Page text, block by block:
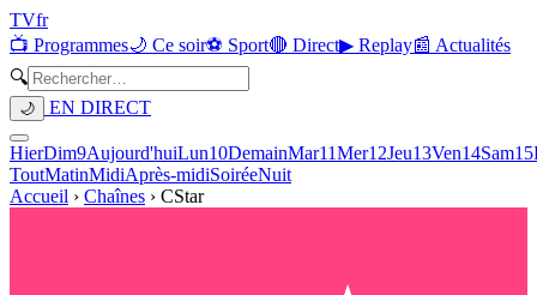
TVfr
📺 Programmes🌙 Ce soir⚽ Sport🔴 Direct▶ Replay📰 Actualités
🔍
🌙 EN DIRECT
HierDim9Aujourd'huiLun10DemainMar11Mer12Jeu13Ven14Sam15
ToutMatinMidiAprès-midiSoiréeNuit
Accueil › Chaînes › CStar